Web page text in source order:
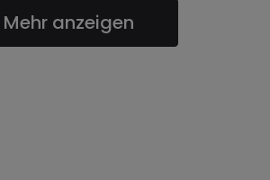
Mehr anzeigen